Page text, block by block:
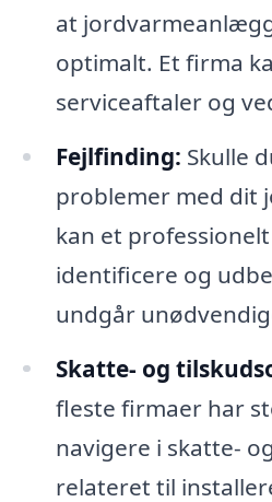
at
optimalt. Et firma
serviceaftaler og
Fejlfinding: Skulle
problemer med dit
kan et
identificere og
undgår
Skatte- og
fleste firmaer har
navigere i skatte-
relateret til